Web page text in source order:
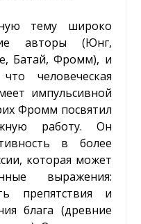
тему широко
авторы (Юнг,
Батай, Фромм), и
человеческая
импульсивной
Фромм посвятил
работу. Он
в более
которая может
выражения:
препятствия и
блага (древние